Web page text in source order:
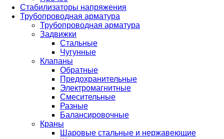
Стабилизаторы напряжения
Трубопроводная арматура
Трубопроводная арматура
Задвижки
Стальные
Чугунные
Клапаны
Обратные
Предохранительные
Электромагнитные
Смесительные
Разные
Балансировочные
Краны
Шаровые стальные и нержавеющие